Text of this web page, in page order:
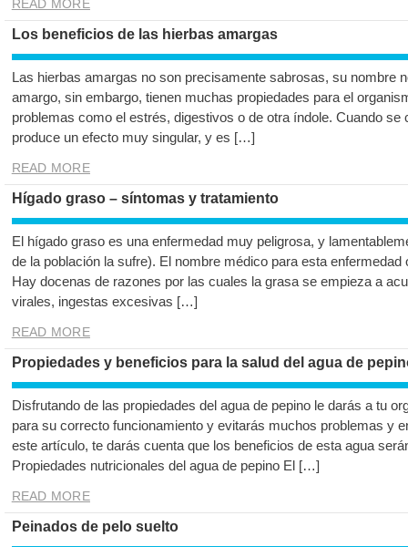
READ MORE
Los beneficios de las hierbas amargas
Las hierbas amargas no son precisamente sabrosas, su nombre
amargo, sin embargo, tienen muchas propiedades para el
problemas como el estrés, digestivos o de otra índole. Cuando
produce un efecto muy singular, y es […]
READ MORE
Hígado graso – síntomas y tratamiento
El hígado graso es una enfermedad muy peligrosa, y
de la población la sufre). El nombre médico para esta
Hay docenas de razones por las cuales la grasa se empieza a
virales, ingestas excesivas […]
READ MORE
Propiedades y beneficios para la salud del agua de
Disfrutando de las propiedades del agua de pepino le darás a tu
para su correcto funcionamiento y evitarás muchos problemas y
este artículo, te darás cuenta que los beneficios de esta agua
Propiedades nutricionales del agua de pepino El […]
READ MORE
Peinados de pelo suelto